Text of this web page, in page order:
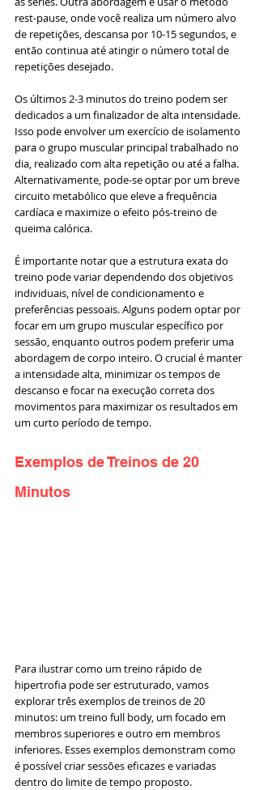
rest-pause, onde você realiza um número alvo
de repetições, descansa por 10-15 segundos, e
então continua até atingir o número total de
repetições desejado.
Os últimos 2-3 minutos do treino podem ser
dedicados a um finalizador de alta intensidade.
Isso pode envolver um exercício de isolamento
para o grupo muscular principal trabalhado no
dia, realizado com alta repetição ou até a falha.
Alternativamente, pode-se optar por um breve
circuito metabólico que eleve a frequência
cardíaca e maximize o efeito pós-treino de
queima calórica.
É importante notar que a estrutura exata do
treino pode variar dependendo dos objetivos
individuais, nível de condicionamento e
preferências pessoais. Alguns podem optar por
focar em um grupo muscular específico por
sessão, enquanto outros podem preferir uma
abordagem de corpo inteiro. O crucial é manter
a intensidade alta, minimizar os tempos de
descanso e focar na execução correta dos
movimentos para maximizar os resultados em
um curto período de tempo.
Exemplos de Treinos de 20
Minutos
Para ilustrar como um treino rápido de
hipertrofia pode ser estruturado, vamos
explorar três exemplos de treinos de 20
minutos: um treino full body, um focado em
membros superiores e outro em membros
inferiores. Esses exemplos demonstram como
é possível criar sessões eficazes e variadas
dentro do limite de tempo proposto.